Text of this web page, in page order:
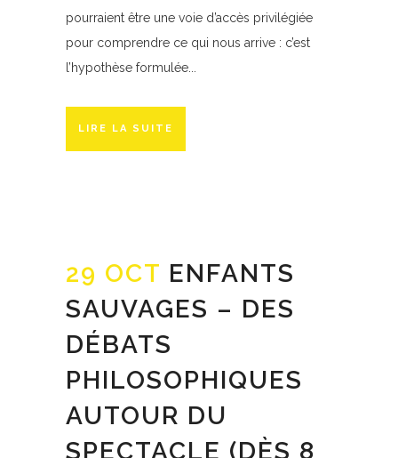
pourraient être une voie d’accès privilégiée
pour comprendre ce qui nous arrive : c’est
l’hypothèse formulée...
LIRE LA SUITE
29 OCT ENFANTS
SAUVAGES – DES
DÉBATS
PHILOSOPHIQUES
AUTOUR DU
SPECTACLE (DÈS 8